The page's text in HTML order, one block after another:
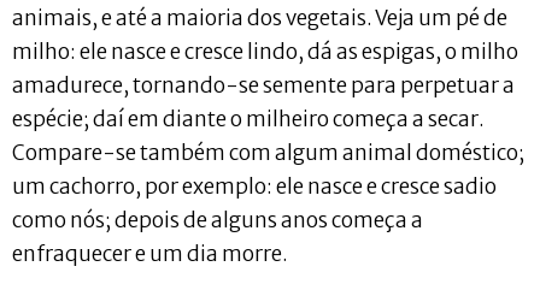
animais, e até a maioria dos vegetais. Veja um pé de
milho: ele nasce e cresce lindo, dá as espigas, o milho
amadurece, tornando-se semente para perpetuar a
espécie; daí em diante o milheiro começa a secar.
Compare-se também com algum animal doméstico;
um cachorro, por exemplo: ele nasce e cresce sadio
como nós; depois de alguns anos começa a
enfraquecer e um dia morre.